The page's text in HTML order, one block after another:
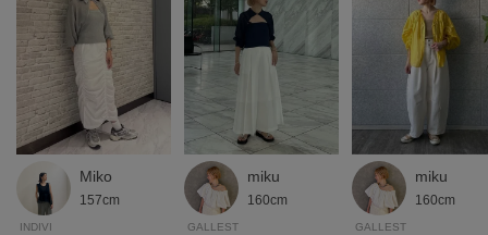
＊＊＊＊＊＊＊＊＊＊＊＊＊＊＊＊＊＊＊＊＊＊＊＊＊＊＊＊＊
＼＼気になるアイテムはお気に入り登録がおすすめ／／
気になるアイテムのページにある「♥マーク」をクリックして簡単に追加でき
ます。
登録すると、再入荷通知やお値下げ情報をメルマガにてお知らせ！
マイページにてお気に入り一覧もチェックできます。
Miko
157cm
INDIVI
miku
160cm
GALLEST
miku
160cm
GALLEST